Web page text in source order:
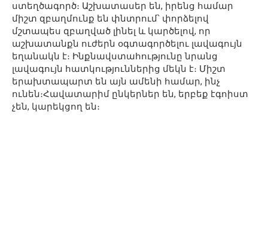
ստեղծագործ։ Աշխատասեր են, իրենց համար
միշտ զբաղմունք են փնտրում՝ փորձելով
մշտապես զբաղված լինել և կարծելով, որ
աշխատանքն ուժերն օգտագործելու լավագույն
եղանակն է։ Ինքնավստահությունը նրանց
լավագույն հատկություններից մեկն է։ Միշտ
երախտապարտ են այն ամենի համար, ինչ
ունեն։Հավատարիմ ընկերներ են, երբեք էգոիստ
չեն, կարեկցող են։